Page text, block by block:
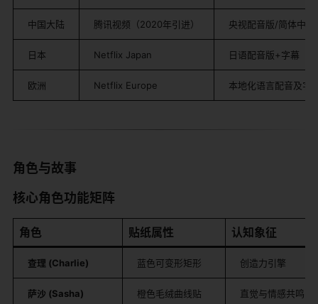
中国大陆 腾讯视频（2020年引进） 央视配音版/简体中文
日本 Netflix Japan 日语配音版+字幕
欧洲 Netflix Europe 本地化语言配音及字
​角色与故事​
​核心角色功能矩阵​
​角色​ ​贴纸属性​ ​认知象征​
​查理 (Charlie)​ 蓝色可变形矩形 创造力引擎
​萨沙 (Sasha)​ 橙色毛绒曲线贴 直觉与情感共鸣